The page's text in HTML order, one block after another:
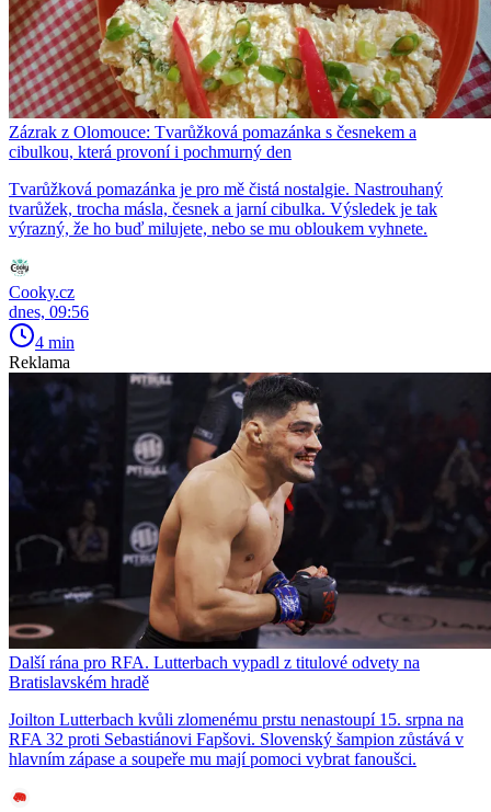
Zázrak z Olomouce: Tvarůžková pomazánka s česnekem a
cibulkou, která provoní i pochmurný den
Tvarůžková pomazánka je pro mě čistá nostalgie. Nastrouhaný
tvarůžek, trocha másla, česnek a jarní cibulka. Výsledek je tak
výrazný, že ho buď milujete, nebo se mu obloukem vyhnete.
Cooky.cz
dnes, 09:56
4 min
Reklama
Další rána pro RFA. Lutterbach vypadl z titulové odvety na
Bratislavském hradě
Joilton Lutterbach kvůli zlomenému prstu nenastoupí 15. srpna na
RFA 32 proti Sebastiánovi Fapšovi. Slovenský šampion zůstává v
hlavním zápase a soupeře mu mají pomoci vybrat fanoušci.